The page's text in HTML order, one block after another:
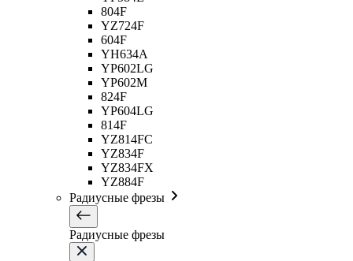
804F
YZ724F
604F
YH634A
YP602LG
YP602M
824F
YP604LG
814F
YZ814FC
YZ834F
YZ834FX
YZ884F
Радиусные фрезы
Радиусные фрезы